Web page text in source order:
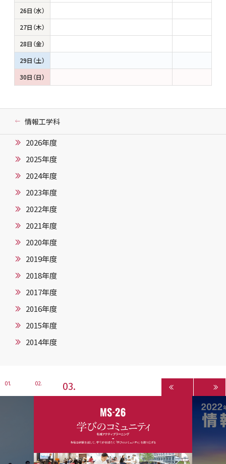
26日（水）
27日（木）
28日（金）
29日（土）
30日（日）
情報工学科
2026年度
2025年度
2024年度
2023年度
2022年度
2021年度
2020年度
2019年度
2018年度
2017年度
2016年度
2015年度
2014年度
1 2 3